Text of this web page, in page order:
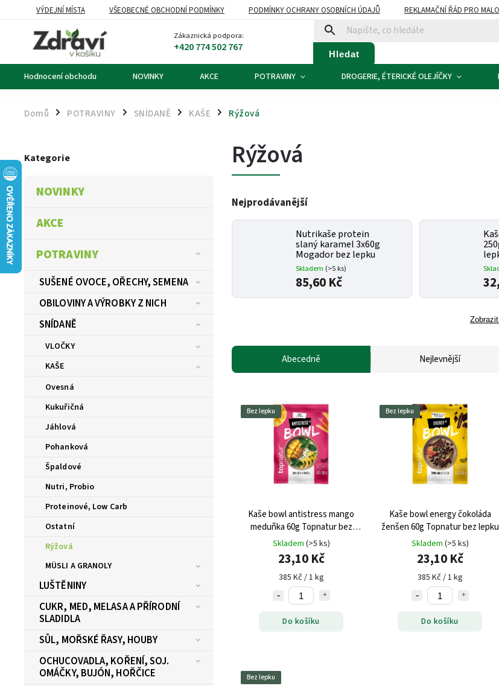
VÝDEJNÍ MÍSTA VŠEOBECNÉ OBCHODNÍ PODMÍNKY PODMÍNKY OCHRANY OSOBNÍCH ÚDAJŮ REKLAMAČNÍ ŘÁD PRO
OZNÁMENÍ O ODSTOUPENÍ OD KUPNÍ SMLOUVY
KONTAKTY
Zákaznická podpora:
+420 774 502 767 Hledat
Hodnocení obchodu NOVINKY AKCE POTRAVINY DROGERIE, ÉTERICKÉ OLEJÍČKY
Domů / POTRAVINY / SNÍDANĚ / KAŠE / Rýžová
Kategorie
NOVINKY
AKCE
POTRAVINY
SUŠENÉ OVOCE, OŘECHY, SEMENA
OBILOVINY A VÝROBKY Z NICH
SNÍDANĚ
VLOČKY
KAŠE
Ovesná
Kukuřičná
Jáhlová
Pohanková
Špaldové
Nutri, Probio
Proteinové, Low Carb
Ostatní
Rýžová
MÜSLI A GRANOLY
LUŠTĚNINY
CUKR, MED, MELASA A PŘÍRODNÍ
SLADIDLA
SŮL, MOŘSKÉ ŘASY, HOUBY
OCHUCOVADLA, KOŘENÍ, SOJ.
OMÁČKY, BUJÓN, HOŘČICE
Rýžová
Nejprodávanější
Nutrikaše protein
slaný karamel 3x60g
Mogador bez lepku
Skladem (>5 ks)
85,60 Kč
Abecedně Nejlevnější
Bez lepku
Kaše bowl antistress mango
meduňka 60g Topnatur bez
lepku
Skladem (>5 ks)
23,10 Kč
385 Kč / 1 kg
Do košíku
Bez lepku
Kaše bowl energy čokoláda
ženšen 60g Topnatur bez lepku
Skladem (>5 ks)
23,10 Kč
385 Kč / 1 kg
Do košíku
Bez lepku